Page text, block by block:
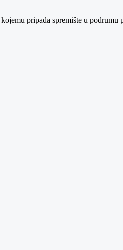
pripada spremište u podrumu